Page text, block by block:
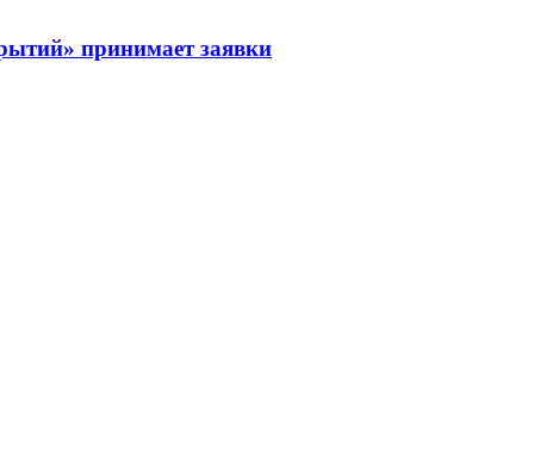
принимает заявки